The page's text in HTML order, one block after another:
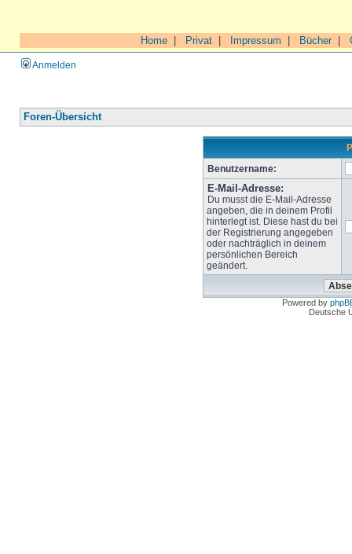
Home Privat Impressum Bücher|
Anmelden
Foren-Übersicht
Benutzername:
E-Mail-Adresse:
Du musst die E-Mail-Adresse
angeben, die in deinem Profil
hinterlegt ist. Diese hast du bei
der Registrierung angegeben
oder nachträglich in deinem
persönlichen Bereich
geändert.
Powered by
Deutsche